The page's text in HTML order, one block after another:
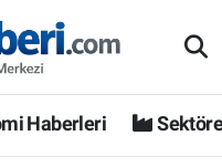
Haberleri